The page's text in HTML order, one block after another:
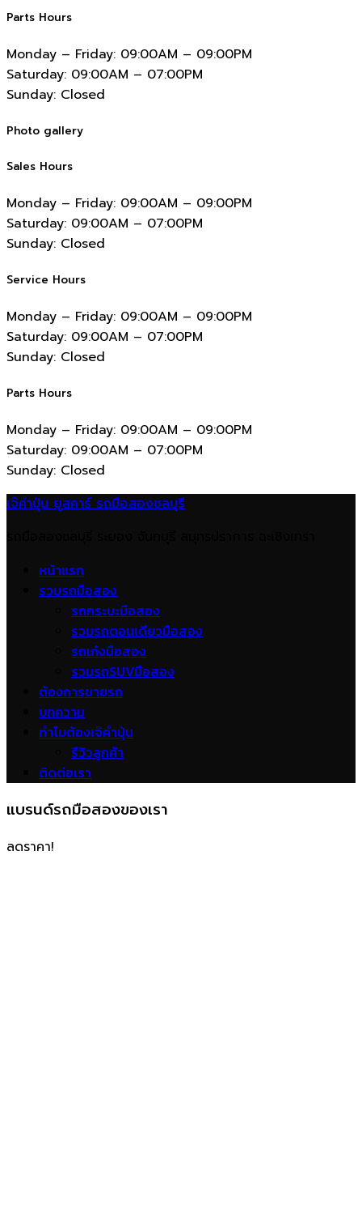
Parts Hours
Monday – Friday: 09:00AM – 09:00PM
Saturday: 09:00AM – 07:00PM
Sunday: Closed
Photo gallery
Sales Hours
Monday – Friday: 09:00AM – 09:00PM
Saturday: 09:00AM – 07:00PM
Sunday: Closed
Service Hours
Monday – Friday: 09:00AM – 09:00PM
Saturday: 09:00AM – 07:00PM
Sunday: Closed
Parts Hours
Monday – Friday: 09:00AM – 09:00PM
Saturday: 09:00AM – 07:00PM
Sunday: Closed
เจ๊คำปุ่น ยูสคาร์ รถมือสองชลบุรี
หน้าแรก
รวมรถมือสอง
รถกระบะมือสอง
รวมรถตอนเดียวมือสอง
รถเก๋งมือสอง
รวมรถSUVมือสอง
ต้องการขายรถ
บทความ
ทำไมต้องเจ๊คำปุ่น
รีวิวลูกค้า
ติดต่อเรา
แบรนด์รถมือสองของเรา
ลดราคา!